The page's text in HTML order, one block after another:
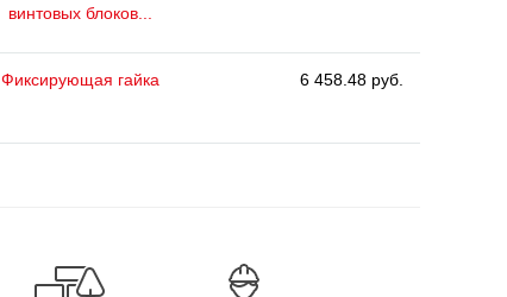
винтовых блоков...
Фиксирующая гайка 6 458.48 руб.